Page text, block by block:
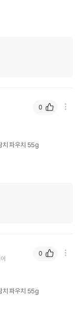
치 파우치 55g
0
치 파우치 55g
0